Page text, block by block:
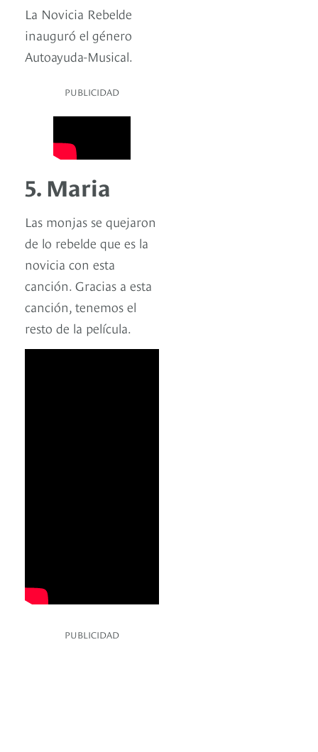
La Novicia Rebelde
inauguró el género
Autoayuda-Musical.
PUBLICIDAD
5. Maria
Las monjas se quejaron
de lo rebelde que es la
novicia con esta
canción. Gracias a esta
canción, tenemos el
resto de la película.
PUBLICIDAD